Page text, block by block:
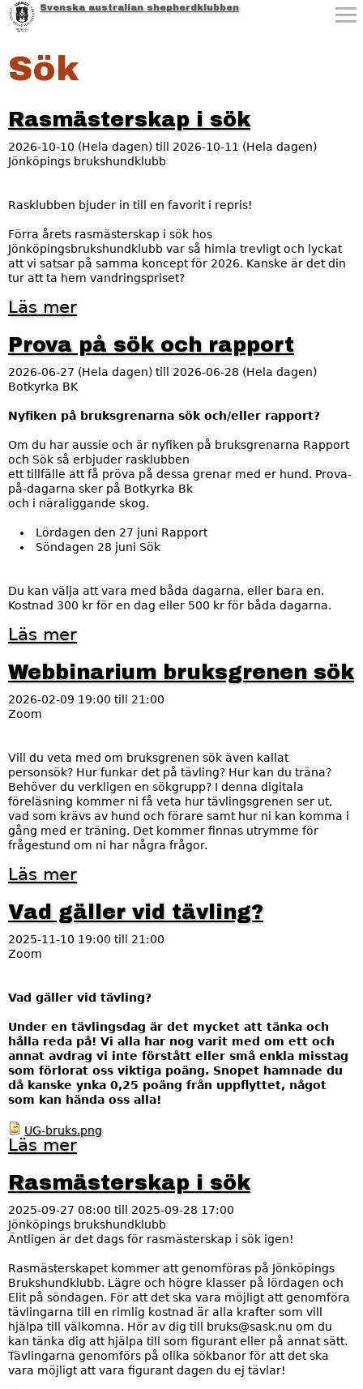
Jump to navigation
Svenska australian shepherdklubben
Sök
Rasmästerskap i sök
2026-10-10 (Hela dagen) till 2026-10-11 (Hela dagen)
Jönköpings brukshundklubb
Rasklubben bjuder in till en favorit i repris!
Förra årets rasmästerskap i sök hos
Jönköpingsbrukshundklubb var så himla trevligt och lyckat
att vi satsar på samma koncept för 2026. Kanske är det din
tur att ta hem vandringspriset?
Läs mer
m
R
a
s
m
ä
s
t
e
r
s
k
a
p
i
s
ö
Prova på sök och rapport
2026-06-27 (Hela dagen) till 2026-06-28 (Hela dagen)
Botkyrka BK
Nyfiken på bruksgrenarna sök och/eller rapport?
Om du har aussie och är nyfiken på bruksgrenarna Rapport
och Sök så erbjuder rasklubben
ett tillfälle att få pröva på dessa grenar med er hund. Prova-
på-dagarna sker på Botkyrka Bk
och i näraliggande skog.
Lördagen den 27 juni Rapport
Söndagen 28 juni Sök
Du kan välja att vara med båda dagarna, eller bara en.
Kostnad 300 kr för en dag eller 500 kr för båda dagarna.
Läs mer
m
P
r
o
v
å
s
ö
k
o
c
h
r
p
o
r
t
Webbinarium bruksgrenen sök
2026-02-09 19:00 till 21:00
Zoom
Vill du veta med om bruksgrenen sök även kallat
personsök? Hur funkar det på tävling? Hur kan du träna?
Behöver du verkligen en sökgrupp? I denna digitala
föreläsning kommer ni få veta hur tävlingsgrenen ser ut,
vad som krävs av hund och förare samt hur ni kan komma i
gång med er träning. Det kommer finnas utrymme för
frågestund om ni har några frågor.
Läs mer
m
W
e
b
b
a
r
i
u
m
b
r
u
k
g
r
n
e
n
s
ö
Vad gäller vid tävling?
2025-11-10 19:00 till 21:00
Zoom
Vad gäller vid tävling?
Under en tävlingsdag är det mycket att tänka och
hålla reda på! Vi alla har nog varit med om ett och
annat avdrag vi inte förstått eller små enkla misstag
som förlorat oss viktiga poäng. Snopet hamnade du
då kanske ynka 0,25 poäng från uppflyttet, något
som kan hända oss alla!
UG-bruks.png
Läs mer
m
V
a
d
g
ä
l
l
e
r
v
i
d
t
ä
v
Rasmästerskap i sök
2025-09-27 08:00 till 2025-09-28 17:00
Jönköpings brukshundklubb
Äntligen är det dags för rasmästerskap i sök igen!
Rasmästerskapet kommer att genomföras på Jönköpings
Brukshundklubb. Lägre och högre klasser på lördagen och
Elit på söndagen. För att det ska vara möjligt att genomföra
tävlingarna till en rimlig kostnad är alla krafter som vill
hjälpa till välkomna. Hör av dig till bruks@sask.nu om du
kan tänka dig att hjälpa till som figurant eller på annat sätt.
Tävlingarna genomförs på olika sökbanor för att det ska
vara möjligt att vara figurant dagen du ej tävlar!